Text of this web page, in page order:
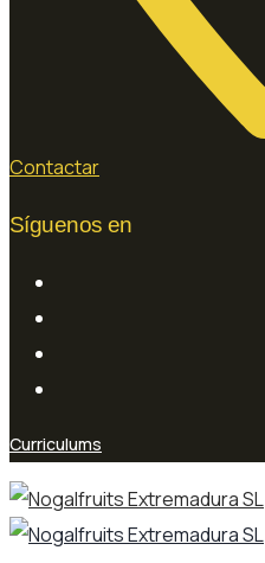
Contactar
Síguenos en
Curriculums